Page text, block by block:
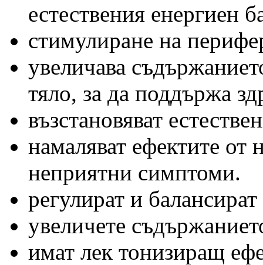
естествения енергиен
стимулиране на
увеличава
тяло, за да поддържа
възстановяват
намаляват ефектите от
неприятни симптоми.
регулират и
увеличете
имат лек тонизиращ